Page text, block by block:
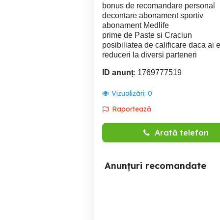
bonus de recomandare personal
decontare abonament sportiv
abonament Medlife
prime de Paste si Craciun
posibiliatea de calificare daca ai
reduceri la diversi parteneri
ID anunț: 1769777519
Vizualizări: 0
Raportează
Arată telefon
Anunțuri recomandate